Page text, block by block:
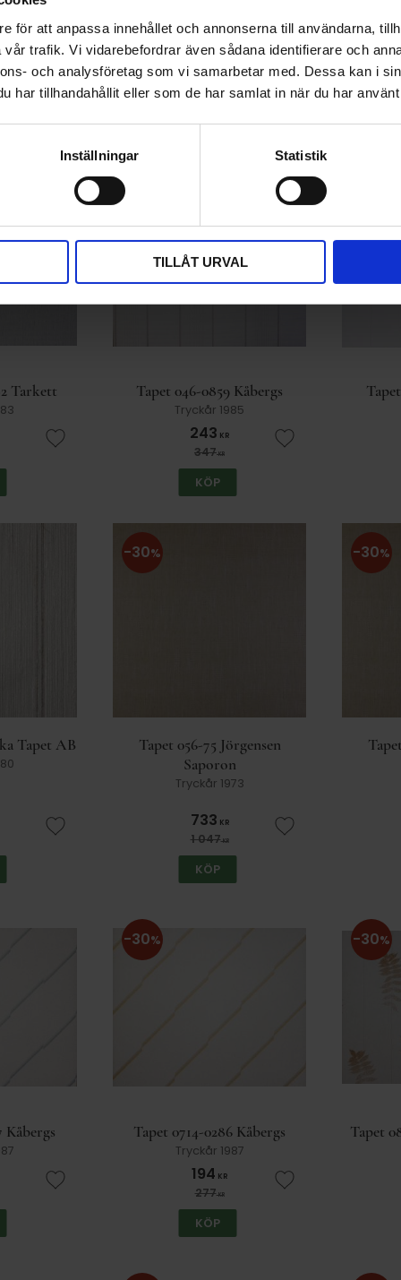
för att anpassa innehållet och annonserna till användarna,
trafik. Vi vidarebefordrar även sådana identifierare och
och analysföretag som vi samarbetar med. Dessa kan i
har tillhandahållit eller som de har samlat in när du har
Inställningar Statistik
TILLÅT URVAL
Tarkett
Lägg till i favoriter
Tapet 0436-04-80 Tarkett
Tryckår 1980
243
347KR Lägg till i
KÖP
Tapet
Tarkett
Lägg till i favoriter
Tapet 046-0859 Kåbergs
Tryckår 1985
243 KR
347KR Lägg till i favoriter
KÖP
Tapet AB
Lägg till i favoriter
Tapet 056-75 Jörgensen
Saporon
Tryckår 1973
733 KR
1 047KR
30%
Lägg till i favoriter
KÖP
30%
Kåbergs
Lägg till i favoriter
Tapet 0714-0286 Kåbergs
Tryckår 1987
194 KR
277KR
30%
Lägg till i favoriter
KÖP
Tapet
30%